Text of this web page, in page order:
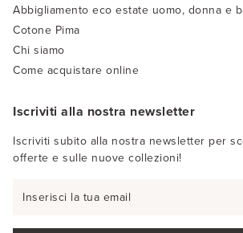
Abbigliamento eco estate uomo, donna e
Cotone Pima
Chi siamo
Come acquistare online
Iscriviti alla nostra newsletter
Iscriviti subito alla nostra newsletter per
offerte e sulle nuove collezioni!